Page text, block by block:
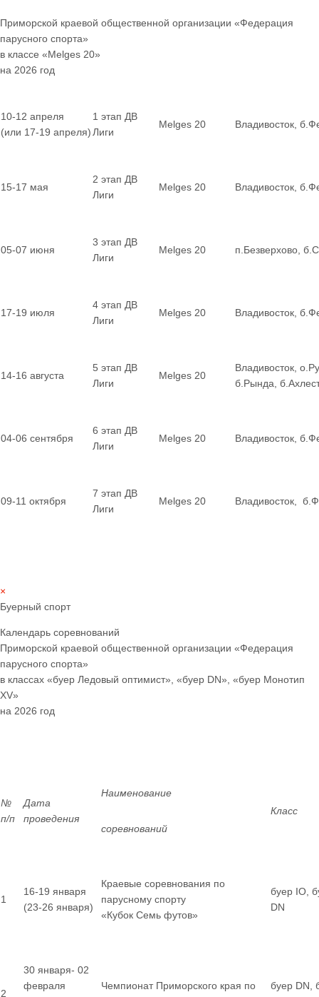
Приморской краевой общественной организации «Федерация
парусного спорта»
в классе «Melges 20»
на 2026 год
10-12 апреля
(или 17-19 апреля)
1 этап ДВ
Лиги
Melges 20 Владивосток,
15-17 мая
2 этап ДВ
Лиги
Melges 20 Владивосток,
05-07 июня
3 этап ДВ
Лиги
Melges 20 п.Безверхово,
17-19 июля
4 этап ДВ
Лиги
Melges 20 Владивосток,
14-16 августа
5 этап ДВ
Лиги
Melges 20
Владивосток,
б.Рында,
04-06 сентября
6 этап ДВ
Лиги
Melges 20 Владивосток,
09-11 октября
7 этап ДВ
Лиги
Melges 20 Владивосток,
×
Буерный спорт
Календарь соревнований
Приморской краевой общественной организации «Федерация
парусного спорта»
в классах «буер Ледовый оптимист», «буер DN», «буер Монотип
XV»
на 2026 год
№
п/п
Дата
проведения
Наименование
соревнований
Класс
1
16-19 января
(23-26 января)
Краевые соревнования по
парусному спорту
«Кубок Семь футов»
буер IO,
DN
2
30 января- 02
февраля
Чемпионат Приморского края по
буер DN,